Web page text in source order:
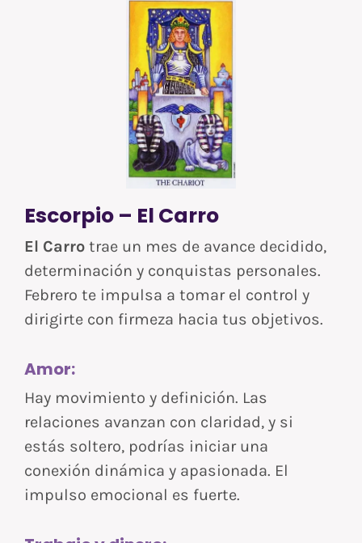
Escorpio – El Carro
El Carro trae un mes de avance decidido,
determinación y conquistas personales.
Febrero te impulsa a tomar el control y
dirigirte con firmeza hacia tus objetivos.
Amor:
Hay movimiento y definición. Las
relaciones avanzan con claridad, y si
estás soltero, podrías iniciar una
conexión dinámica y apasionada. El
impulso emocional es fuerte.